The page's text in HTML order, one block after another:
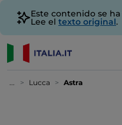
Este contenido se
Lee el texto original.
... Lucca Astra